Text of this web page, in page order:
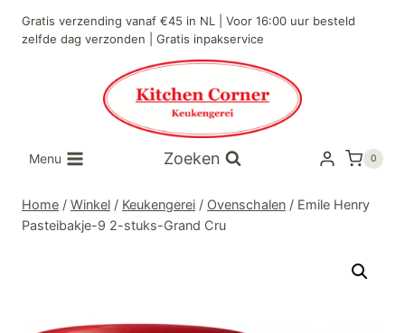
naar
Gratis verzending vanaf €45 in NL | Voor 16:00 uur besteld
zelfde dag verzonden | Gratis inpakservice
Menu Zoeken 0
Home / Winkel / Keukengerei / Ovenschalen / Emile Henry
Pasteibakje-9 2-stuks-Grand Cru